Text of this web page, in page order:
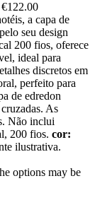
a capa de
seu design
200 fios, oferece
ideal para
discretos em
perfeito para
de edredon
As
Não inclui
200 fios. cor:
ilustrativa.
options may be